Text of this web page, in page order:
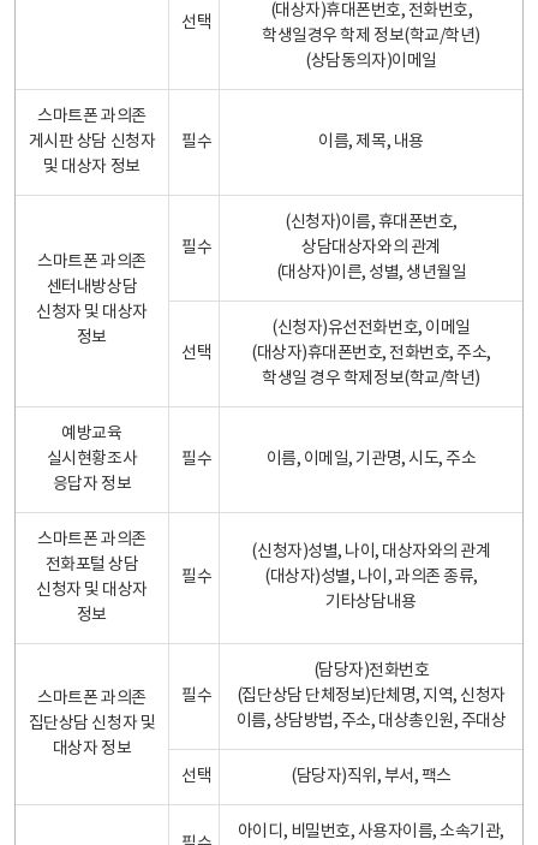
선택
(대상자)휴대폰번호, 전화번호,
학생일경우 학제 정보(학교/학년)
(상담동의자)이메일
스마트폰 과의존
게시판 상담 신청자
및 대상자 정보
필수 이름, 제목, 내용
스마트폰 과의존
센터내방상담
신청자 및 대상자
정보
필수
(신청자)이름, 휴대폰번호,
상담대상자와의 관계
(대상자)이른, 성별, 생년월일
선택
(신청자)유선전화번호, 이메일
(대상자)휴대폰번호, 전화번호, 주소,
학생일 경우 학제정보(학교/학년)
예방교육
실시현황조사
응답자 정보
필수 이름, 이메일, 기관명, 시도, 주소
스마트폰 과의존
전화포털 상담
신청자 및 대상자
정보
필수
(신청자)성별, 나이, 대상자와의 관계
(대상자)성별, 나이, 과의존 종류,
기타상담내용
스마트폰 과의존
집단상담 신청자 및
대상자 정보
필수
(담당자)전화번호
(집단상담 단체정보)단체명, 지역, 신청자
이름, 상담방법, 주소, 대상총인원, 주대상
선택 (담당자)직위, 부서, 팩스
아이디, 비밀번호, 사용자이름, 소속기관,